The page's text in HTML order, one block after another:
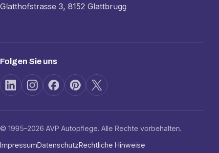
Glatthofstrasse 3, 8152 Glattbrugg
Folgen Sie uns
© 1995–2026 AVP Autopflege. Alle Rechte vorbehalten.
ImpressumDatenschutzRechtliche Hinweise